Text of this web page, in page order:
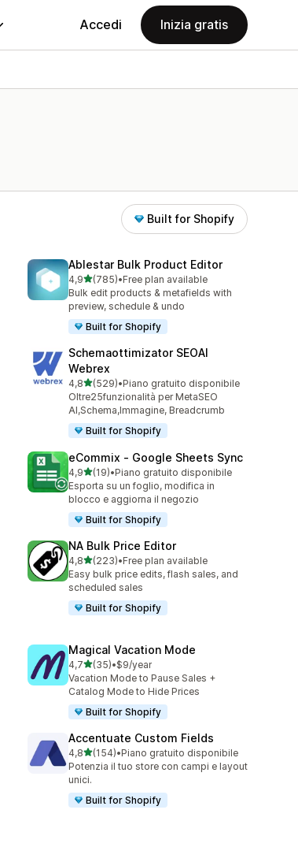
Accedi Inizia gratis
Built for Shopify
Ablestar Bulk Product Editor
4,9stelle su 5
(785)
785 recensioni totali
•Free plan available
Bulk edit products & metafields with
preview, schedule & undo
Built for Shopify
Schemaottimizator SEOAI
Webrex
4,8stelle su 5
(529)
529 recensioni totali
•Piano gratuito disponibile
Oltre25funzionalità per MetaSEO
AI,Schema,Immagine, Breadcrumb
Built for Shopify
eCommix ‑ Google Sheets Sync
4,9stelle su 5
(19)
19 recensioni totali
•Piano gratuito disponibile
Esporta su un foglio, modifica in
blocco e aggiorna il negozio
Built for Shopify
NA Bulk Price Editor
4,8stelle su 5
(223)
223 recensioni totali
•Free plan available
Easy bulk price edits, flash sales, and
scheduled sales
Built for Shopify
Magical Vacation Mode
4,7stelle su 5
(35)
35 recensioni totali
•$9/year
Vacation Mode to Pause Sales +
Catalog Mode to Hide Prices
Built for Shopify
Accentuate Custom Fields
4,8stelle su 5
(154)
154 recensioni totali
•Piano gratuito disponibile
Potenzia il tuo store con campi e layout
unici.
Built for Shopify